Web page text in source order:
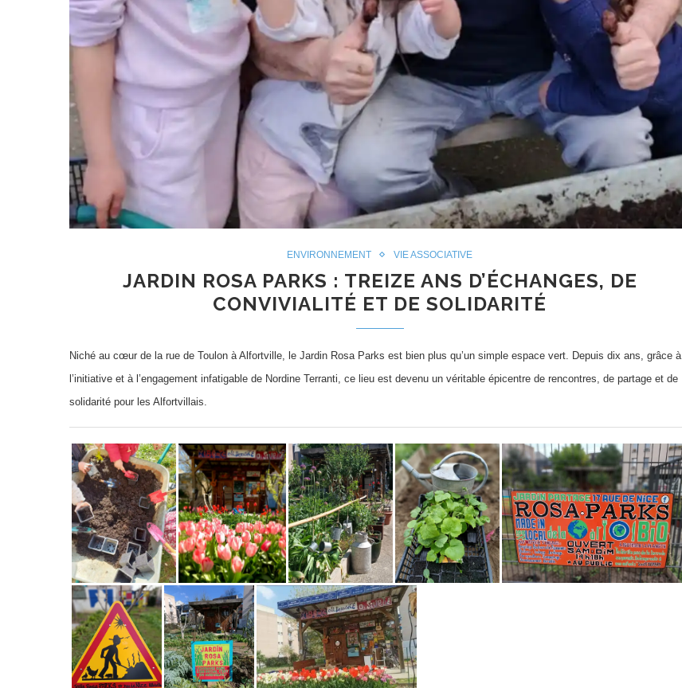
ENVIRONNEMENT VIE ASSOCIATIVE
JARDIN ROSA PARKS : TREIZE ANS D’ÉCHANGES, DE
CONVIVIALITÉ ET DE SOLIDARITÉ
Niché au cœur de la rue de Toulon à Alfortville, le Jardin Rosa Parks est bien plus qu’un simple espace vert. Depuis dix ans, grâce à
l’initiative et à l’engagement infatigable de Nordine Terranti, ce lieu est devenu un véritable épicentre de rencontres, de partage et de
solidarité pour les Alfortvillais.